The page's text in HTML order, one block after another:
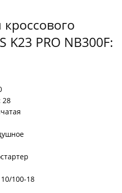
K23 PRO NB300F:
28
100-18